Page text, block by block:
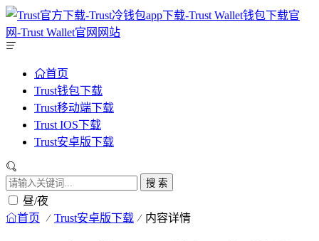
首页
Trust钱包下载
Trust移动端下载
Trust IOS下载
Trust安卓版下载
搜 索
昼/夜
首页 Trust安卓版下载 内容详情